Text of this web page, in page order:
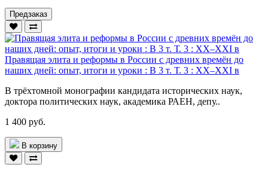
Предзаказ
Правящая элита и реформы в России с древних времён до
наших дней: опыт, итоги и уроки : В 3 т. Т. 3 : XX–XXI в
В трёхтомной монографии кандидата исторических наук,
доктора политических наук, академика РАЕН, депу..
1 400 руб.
В корзину